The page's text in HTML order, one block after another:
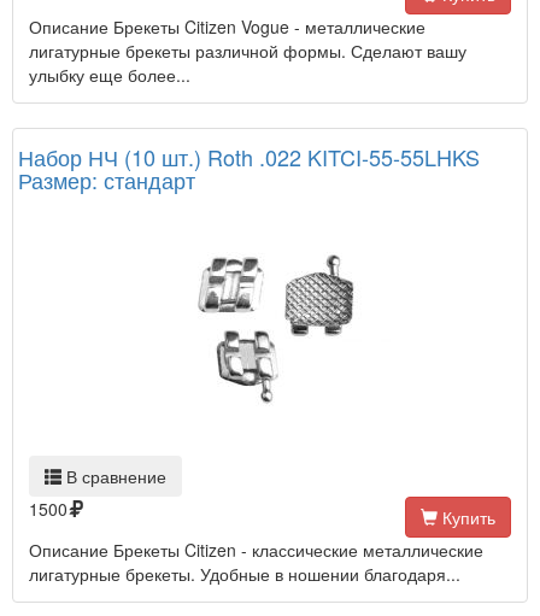
Описание Брекеты Citizen Vogue - металлические
лигатурные брекеты различной формы. Сделают вашу
улыбку еще более...
Набор НЧ (10 шт.) Roth .022 KITCI-55-55LHKS
Размер: стандарт
В сравнение
1500
Купить
Описание Брекеты Citizen - классические металлические
лигатурные брекеты. Удобные в ношении благодаря...